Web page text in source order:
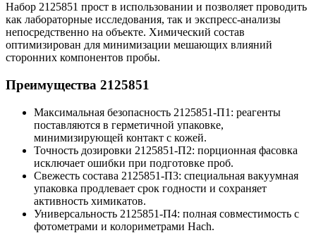
Набор 2125851 прост в использовании и позволяет проводить
как лабораторные исследования, так и экспресс-анализы
непосредственно на объекте. Химический состав
оптимизирован для минимизации мешающих влияний
сторонних компонентов пробы.
Преимущества 2125851
Максимальная безопасность 2125851-П1: реагенты
поставляются в герметичной упаковке,
минимизирующей контакт с кожей.
Точность дозировки 2125851-П2: порционная фасовка
исключает ошибки при подготовке проб.
Свежесть состава 2125851-П3: специальная вакуумная
упаковка продлевает срок годности и сохраняет
активность химикатов.
Универсальность 2125851-П4: полная совместимость с
фотометрами и колориметрами Hach.